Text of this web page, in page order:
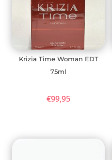
Krizia Time Woman EDT
75ml
€99,95